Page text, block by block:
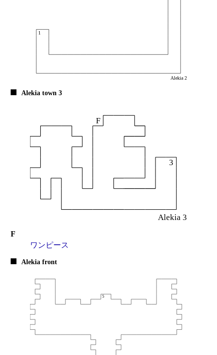
Alekia town 3
F
ワンピース
Alekia front